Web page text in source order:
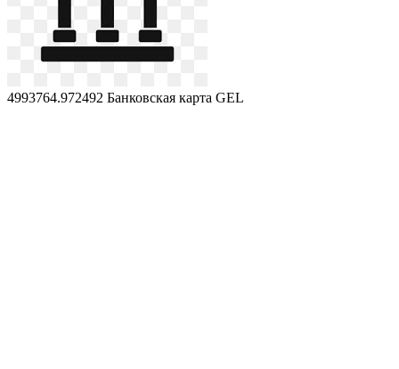
4993764.972492 Банковская карта GEL